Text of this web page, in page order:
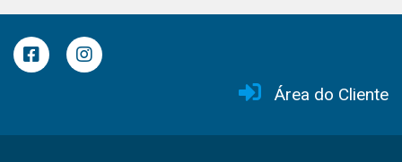
Área do Cliente